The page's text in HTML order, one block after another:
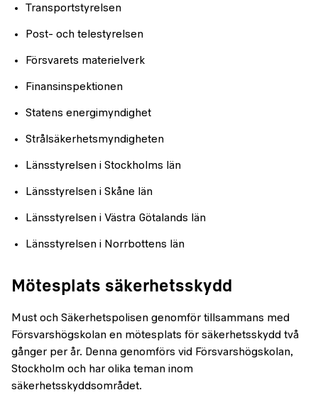
Transportstyrelsen
Post- och telestyrelsen
Försvarets materielverk
Finansinspektionen
Statens energimyndighet
Strålsäkerhetsmyndigheten
Länsstyrelsen i Stockholms län
Länsstyrelsen i Skåne län
Länsstyrelsen i Västra Götalands län
Länsstyrelsen i Norrbottens län
Mötesplats säkerhetsskydd
Must och Säkerhetspolisen genomför tillsammans med
Försvarshögskolan en mötesplats för säkerhetsskydd två
gånger per år. Denna genomförs vid Försvarshögskolan,
Stockholm och har olika teman inom
säkerhetsskyddsområdet.